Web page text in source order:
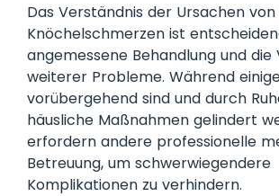
Das Verständnis der Ursachen von
Knöchelschmerzen ist
angemessene Behandlung und die
weiterer Probleme. Während
vorübergehend sind und durch
häusliche Maßnahmen gelindert
erfordern andere professionelle
Betreuung, um schwerwiegendere
Komplikationen zu verhindern.